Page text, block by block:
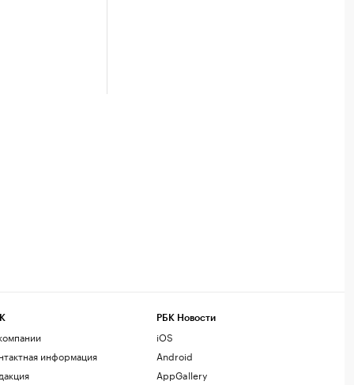
информация
РБК Новости
iOS
Android
AppGallery